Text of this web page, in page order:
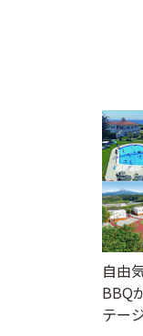
自由
BBQ
テー